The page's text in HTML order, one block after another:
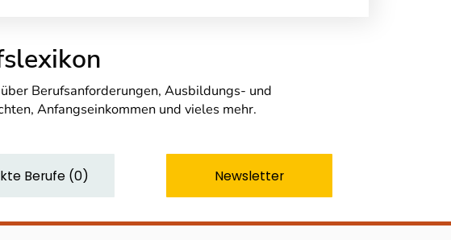
Berufsanforderungen, Ausbildungs- und
Anfangseinkommen und vieles mehr.
Berufe (0) Newsletter